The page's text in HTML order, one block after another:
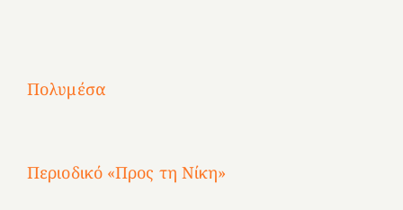
Πολυμέσα
Αγωνίστριες
Αθηνών
Αγωνίστριες
Αθηνών
Αγωνίστριες
Αθηνών
χρόνια
καρτερούμεν»
Περιοδικό «Προς τη Νίκη»